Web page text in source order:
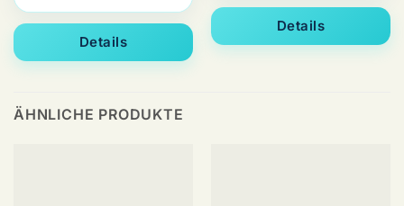
Details
Details
ÄHNLICHE PRODUKTE